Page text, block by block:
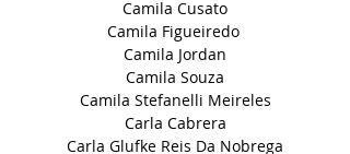
Camila Cusato
Camila Figueiredo
Camila Jordan
Camila Souza
Camila Stefanelli Meireles
Carla Cabrera
Carla Glufke Reis Da Nobrega